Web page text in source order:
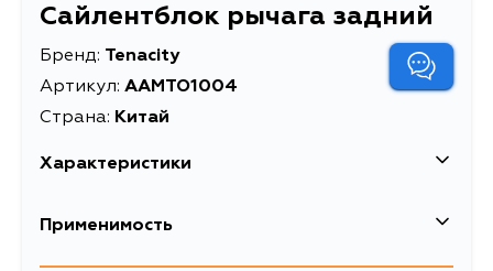
Сайлентблок рычага задний
Бренд: Tenacity
Артикул: AAMTO1004
Страна: Китай
Характеристики
Высота упаковки, мм
Применимость